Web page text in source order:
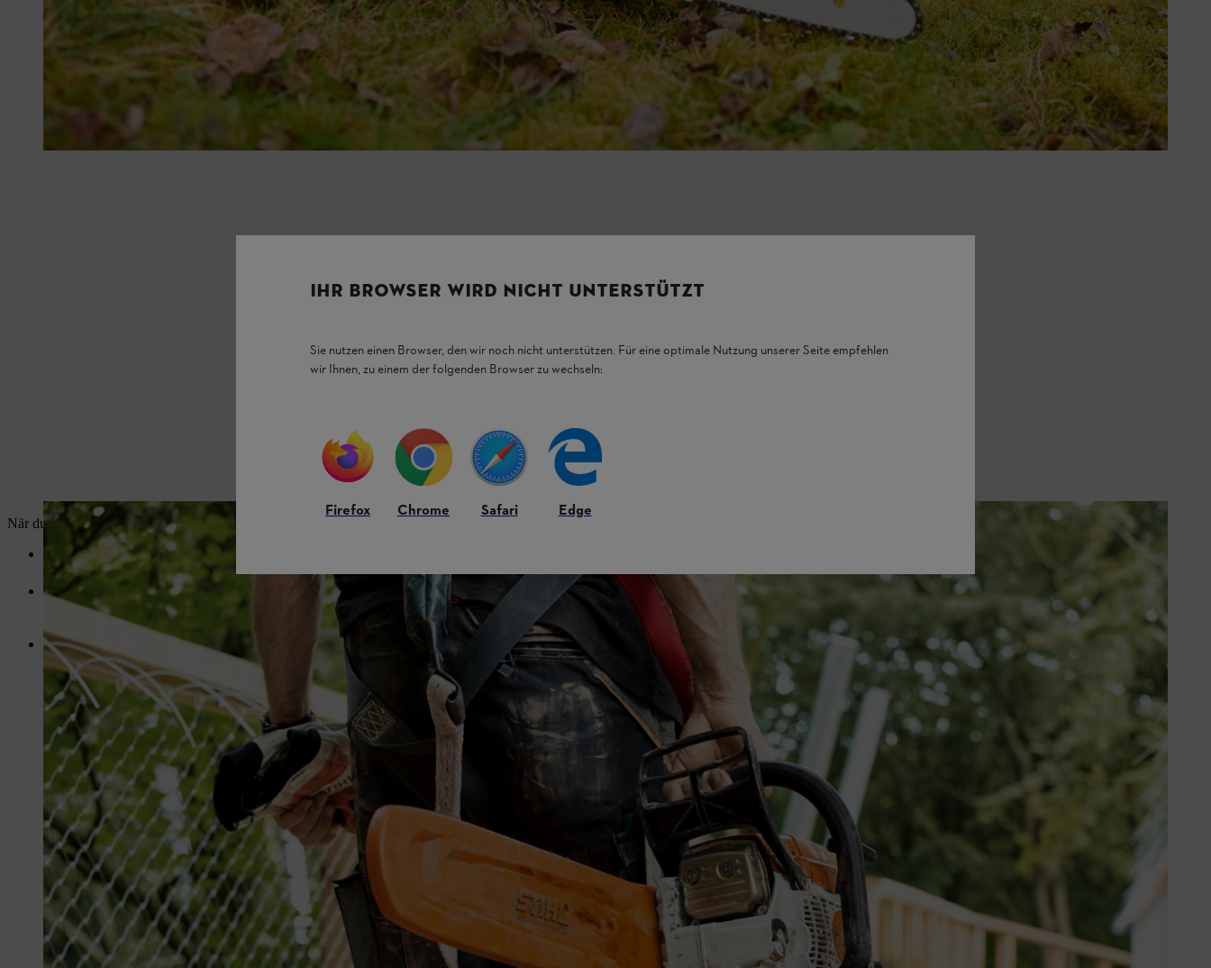
När du har tankat
din STIHL motorsåg ska du tänka på följande:
Håll alltid ett avstånd på 3 meter från tankstället.
Kontrollera om det finns eventuella hinder på arbetsplatsen och av vilken typ de är. Håll alltid en utrymningsväg fri i händelse av en nödsituation. Hala, ojämna eller isiga
ytor kan vara farliga och bör därför undvikas.
Se också till att det inte finns andra personer i omedelbar närhet. Men arbeta aldrig ensam och se till att andra personer – som kan hjälpa till i en nödsituation – alltid finns
inom ropavstånd.
IHR BROWSER WIRD NICHT UNTERSTÜTZT
Sie nutzen einen Browser, den wir noch nicht unterstützen. Für eine optimale Nutzung unserer Seite empfehlen
wir Ihnen, zu einem der folgenden Browser zu wechseln:
Firefox Chrome Safari Edge